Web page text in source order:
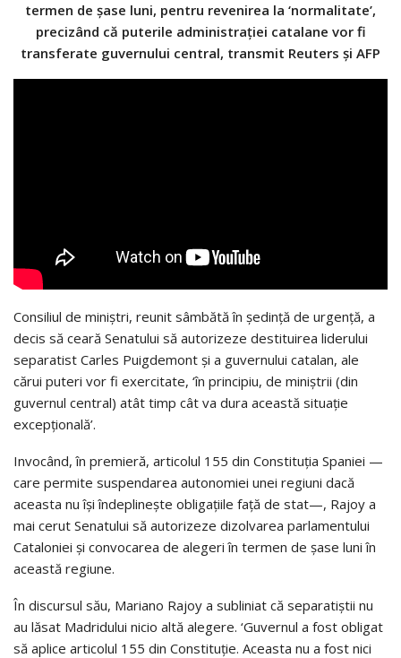
termen de șase luni, pentru revenirea la ‘normalitate’,
precizând că puterile administrației catalane vor fi
transferate guvernului central, transmit Reuters și AFP
Consiliul de miniștri, reunit sâmbătă în ședință de urgență, a
decis să ceară Senatului să autorizeze destituirea liderului
separatist Carles Puigdemont și a guvernului catalan, ale
cărui puteri vor fi exercitate, ‘în principiu, de miniștrii (din
guvernul central) atât timp cât va dura această situație
excepțională’.
Invocând, în premieră, articolul 155 din Constituția Spaniei —
care permite suspendarea autonomiei unei regiuni dacă
aceasta nu își îndeplinește obligațiile față de stat—, Rajoy a
mai cerut Senatului să autorizeze dizolvarea parlamentului
Cataloniei și convocarea de alegeri în termen de șase luni în
această regiune.
În discursul său, Mariano Rajoy a subliniat că separatiștii nu
au lăsat Madridului nicio altă alegere. ‘Guvernul a fost obligat
să aplice articolul 155 din Constituție. Aceasta nu a fost nici